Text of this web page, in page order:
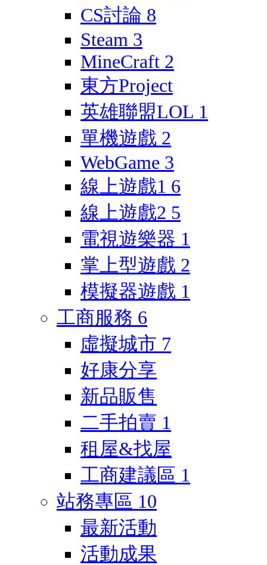
CS討論 8
Steam 3
MineCraft 2
東方Project
英雄聯盟LOL 1
單機遊戲 2
WebGame 3
線上遊戲1 6
線上遊戲2 5
電視遊樂器 1
掌上型遊戲 2
模擬器遊戲 1
工商服務 6
虛擬城市 7
好康分享
新品販售
二手拍賣 1
租屋&找屋
工商建議區 1
站務專區 10
最新活動
活動成果